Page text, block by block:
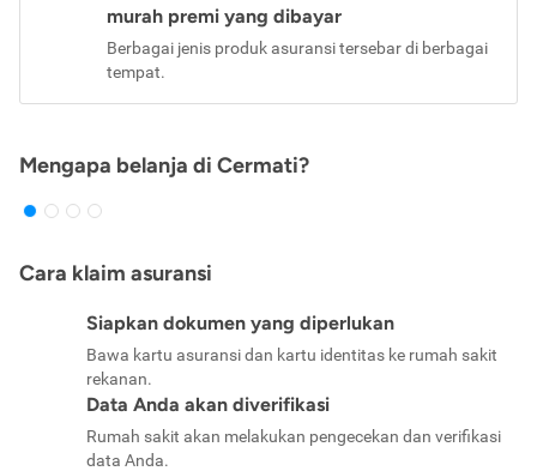
murah premi yang dibayar
Berbagai jenis produk asuransi tersebar di berbagai
tempat.
Mengapa belanja di Cermati?
Cara klaim asuransi
Siapkan dokumen yang diperlukan
Bawa kartu asuransi dan kartu identitas ke rumah sakit
rekanan.
Data Anda akan diverifikasi
Rumah sakit akan melakukan pengecekan dan verifikasi
data Anda.